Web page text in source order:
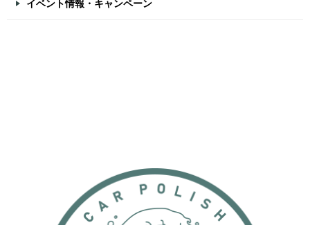
イベント情報・キャンペーン